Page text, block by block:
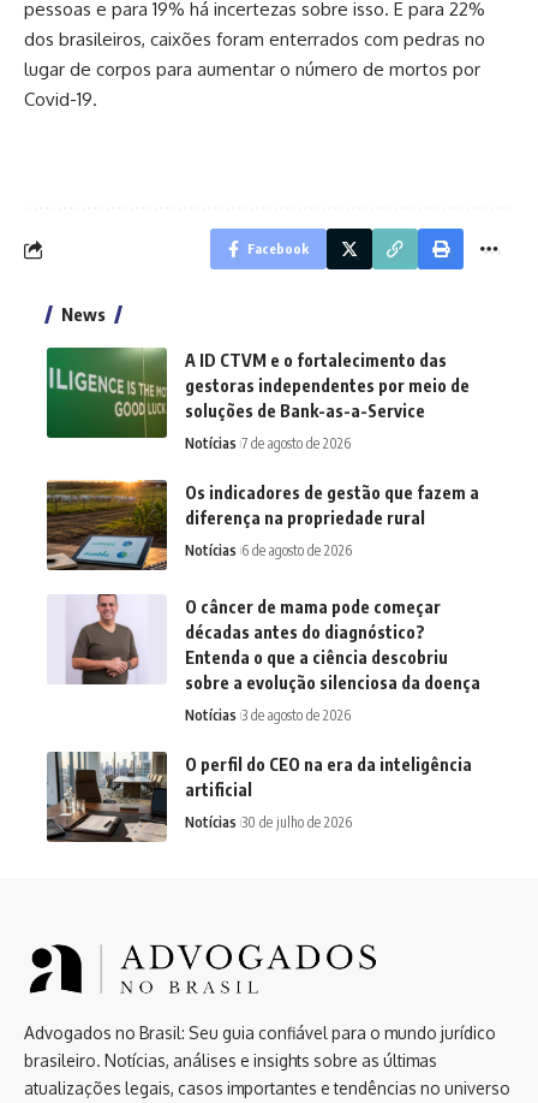
pessoas e para 19% há incertezas sobre isso. E para 22%
dos brasileiros, caixões foram enterrados com pedras no
lugar de corpos para aumentar o número de mortos por
Covid-19.
Facebook
News
A ID CTVM e o fortalecimento das
gestoras independentes por meio de
soluções de Bank-as-a-Service
Notícias 7 de agosto de 2026
Os indicadores de gestão que fazem a
diferença na propriedade rural
Notícias 6 de agosto de 2026
O câncer de mama pode começar
décadas antes do diagnóstico?
Entenda o que a ciência descobriu
sobre a evolução silenciosa da doença
Notícias 3 de agosto de 2026
O perfil do CEO na era da inteligência
artificial
Notícias 30 de julho de 2026
Advogados no Brasil: Seu guia confiável para o mundo jurídico
brasileiro. Notícias, análises e insights sobre as últimas
atualizações legais, casos importantes e tendências no universo